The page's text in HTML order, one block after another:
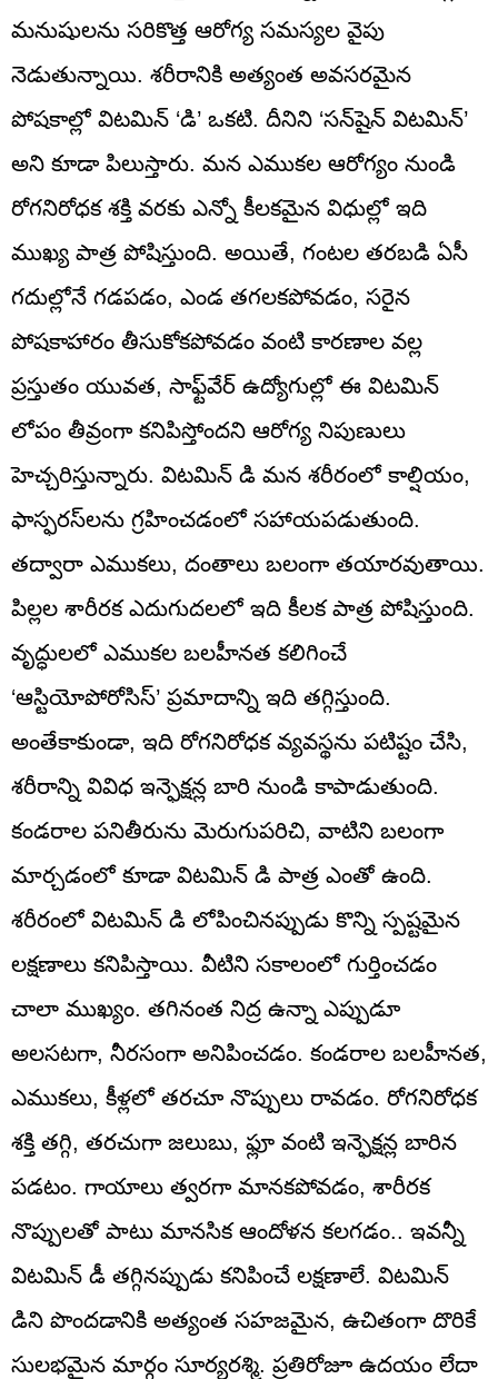
మనుషులను సరికొత్త ఆరోగ్య సమస్యల వైపు
నెడుతున్నాయి. శరీరానికి అత్యంత అవసరమైన
పోషకాల్లో విటమిన్ ‘డి’ ఒకటి. దీనిని ‘సన్‌షైన్ విటమిన్’
అని కూడా పిలుస్తారు. మన ఎముకల ఆరోగ్యం నుండి
రోగనిరోధక శక్తి వరకు ఎన్నో కీలకమైన విధుల్లో ఇది
ముఖ్య పాత్ర పోషిస్తుంది. అయితే, గంటల తరబడి ఏసీ
గదుల్లోనే గడపడం, ఎండ తగలకపోవడం, సరైన
పోషకాహారం తీసుకోకపోవడం వంటి కారణాల వల్ల
ప్రస్తుతం యువత, సాఫ్ట్‌వేర్ ఉద్యోగుల్లో ఈ విటమిన్
లోపం తీవ్రంగా కనిపిస్తోందని ఆరోగ్య నిపుణులు
హెచ్చరిస్తున్నారు. విటమిన్ డి మన శరీరంలో కాల్షియం,
ఫాస్ఫరస్‌లను గ్రహించడంలో సహాయపడుతుంది.
తద్వారా ఎముకలు, దంతాలు బలంగా తయారవుతాయి.
పిల్లల శారీరక ఎదుగుదలలో ఇది కీలక పాత్ర పోషిస్తుంది.
వృద్ధులలో ఎముకల బలహీనత కలిగించే
‘ఆస్టియోపోరోసిస్’ ప్రమాదాన్ని ఇది తగ్గిస్తుంది.
అంతేకాకుండా, ఇది రోగనిరోధక వ్యవస్థను పటిష్టం చేసి,
శరీరాన్ని వివిధ ఇన్ఫెక్షన్ల బారి నుండి కాపాడుతుంది.
కండరాల పనితీరును మెరుగుపరిచి, వాటిని బలంగా
మార్చడంలో కూడా విటమిన్ డి పాత్ర ఎంతో ఉంది.
శరీరంలో విటమిన్ డి లోపించినప్పుడు కొన్ని స్పష్టమైన
లక్షణాలు కనిపిస్తాయి. వీటిని సకాలంలో గుర్తించడం
చాలా ముఖ్యం. తగినంత నిద్ర ఉన్నా ఎప్పుడూ
అలసటగా, నీరసంగా అనిపించడం. కండరాల బలహీనత,
ఎముకలు, కీళ్లలో తరచూ నొప్పులు రావడం. రోగనిరోధక
శక్తి తగ్గి, తరచుగా జలుబు, ఫ్లూ వంటి ఇన్ఫెక్షన్ల బారిన
పడటం. గాయాలు త్వరగా మానకపోవడం, శారీరక
నొప్పులతో పాటు మానసిక ఆందోళన కలగడం.. ఇవన్నీ
విటమిన్ డీ తగ్గినప్పుడు కనిపించే లక్షణాలే. విటమిన్
డిని పొందడానికి అత్యంత సహజమైన, ఉచితంగా దొరికే
సులభమైన మార్గం సూర్యరశ్మి. ప్రతిరోజూ ఉదయం లేదా